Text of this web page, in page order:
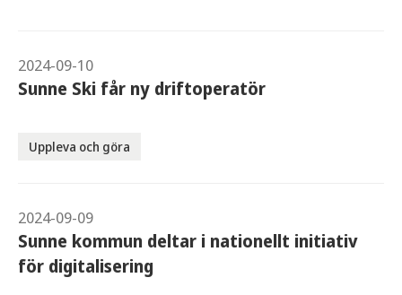
2024-09-10
Sunne Ski får ny driftoperatör
Uppleva och göra
2024-09-09
Sunne kommun deltar i nationellt initiativ
för digitalisering